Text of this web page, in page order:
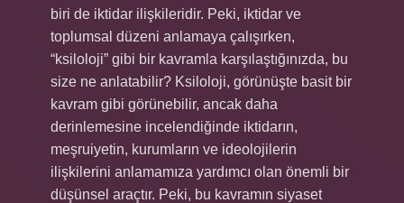
biri de iktidar ilişkileridir. Peki, iktidar ve
toplumsal düzeni anlamaya çalışırken,
“ksiloloji” gibi bir kavramla karşılaştığınızda, bu
size ne anlatabilir? Ksiloloji, görünüşte basit bir
kavram gibi görünebilir, ancak daha
derinlemesine incelendiğinde iktidarın,
meşruiyetin, kurumların ve ideolojilerin
ilişkilerini anlamamıza yardımcı olan önemli bir
düşünsel araçtır. Peki, bu kavramın siyaset